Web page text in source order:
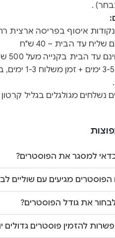
.
איסוף בפריסה ארצית רחבה
עד הבית – 40 ש"ח
עד הבית בקנייה מעל 500 ש״ח
זמן ייצור
נשלחים מגולגלים בגליל
למסגר את הפוסטרים?
מגיעים עם שוליים
את גודל הפוסטרים?
להזמין פוסטרים גדולים